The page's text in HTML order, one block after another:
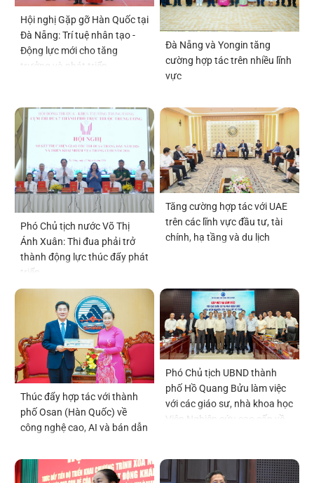
Hội nghị Gặp gỡ Hàn Quốc tại
Đà Nẵng: Trí tuệ nhân tạo -
Động lực mới cho tăng
trưởng và phát triển
Đà Nẵng và Yongin tăng
cường hợp tác trên nhiều lĩnh
vực
Phó Chủ tịch nước Võ Thị
Ánh Xuân: Thi đua phải trở
thành động lực thúc đẩy phát
triển
Tăng cường hợp tác với UAE
trên các lĩnh vực đầu tư, tài
chính, hạ tầng và du lịch
Thúc đẩy hợp tác với thành
phố Osan (Hàn Quốc) về
công nghệ cao, AI và bán dẫn
Phó Chủ tịch UBND thành
phố Hồ Quang Bửu làm việc
với các giáo sư, nhà khoa học
Viện Nghiên cứu cao cấp về